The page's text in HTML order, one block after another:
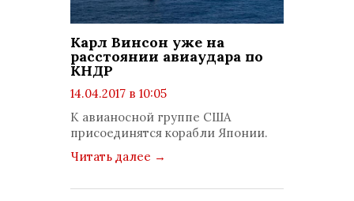
Карл Винсон уже на
расстоянии авиаудара по
КНДР
14.04.2017 в 10:05
просмотров: 1284
комментариев: 0
К авианосной группе США
присоединятся корабли Японии.
Читать далее →